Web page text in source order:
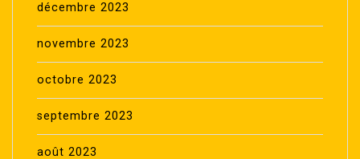
décembre 2023
novembre 2023
octobre 2023
septembre 2023
août 2023